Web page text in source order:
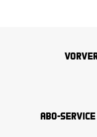
Abo-